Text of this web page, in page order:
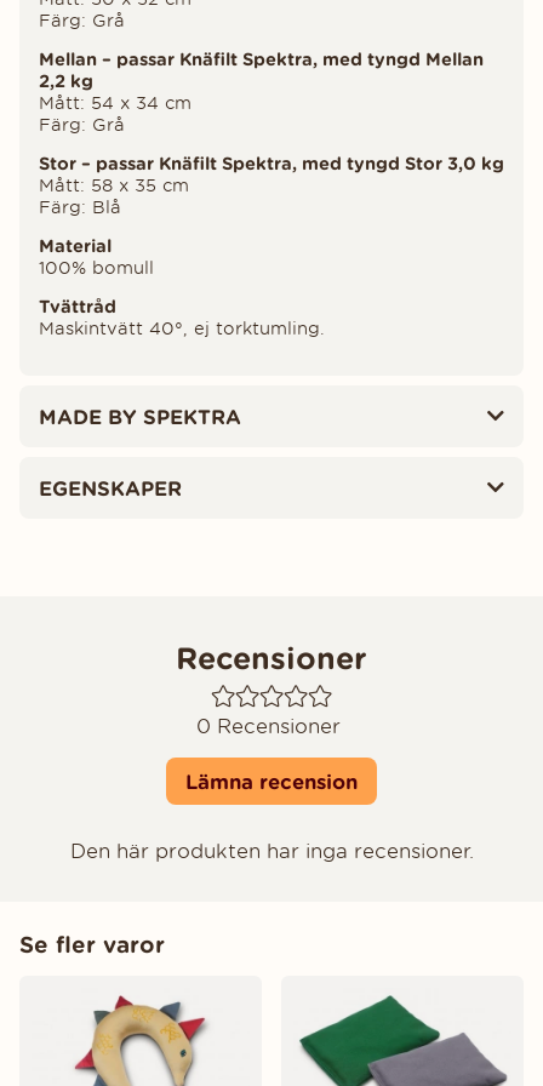
Färg: Grå
Mellan – passar Knäfilt Spektra, med tyngd Mellan
2,2 kg
Mått: 54 x 34 cm
Färg: Grå
Stor – passar Knäfilt Spektra, med tyngd Stor 3,0 kg
Mått: 58 x 35 cm
Färg: Blå
Material
100% bomull
Tvättråd
Maskintvätt 40°, ej torktumling.
MADE BY SPEKTRA
EGENSKAPER
Recensioner
0 Recensioner
Lämna recension
Den här produkten har inga recensioner.
Se fler varor